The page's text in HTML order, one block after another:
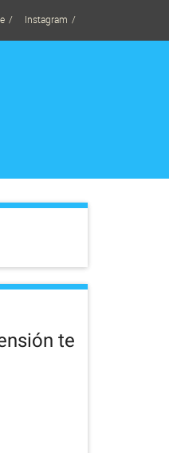
Instagram
te